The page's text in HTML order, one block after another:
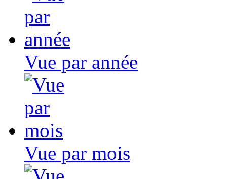
Vue par année
Vue par mois